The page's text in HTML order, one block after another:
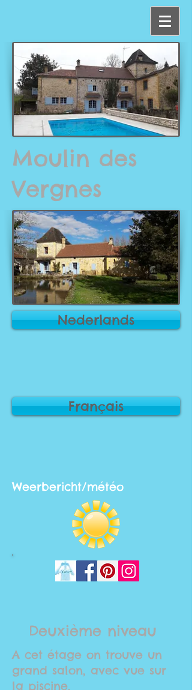
Moulin des
Vergnes
Nederlands
Français
Weerbericht/météo
Deuxième niveau
A cet étage on trouve un
grand salon, avec vue sur
la piscine.